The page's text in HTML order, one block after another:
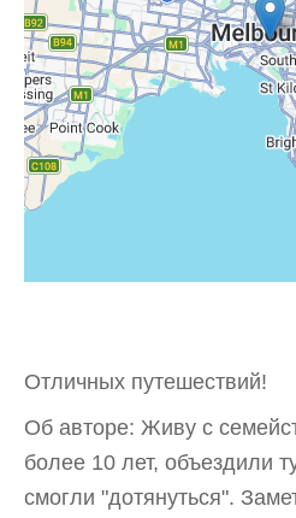
Отличных путешествий!
Об авторе: Живу с
более 10 лет, объездили
смогли "дотянуться".